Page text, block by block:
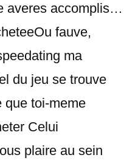
averes accomplis…
fauve,
ma
du jeu se trouve
que toi-meme
Celui
plaire au sein